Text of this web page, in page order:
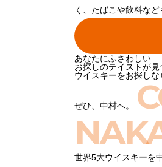
く、たばこや飲料な
あなたにふさわしい
お探しのテイストが見
ウイスキーをお探しな
ぜひ、中村へ。
世界5大ウイスキーを